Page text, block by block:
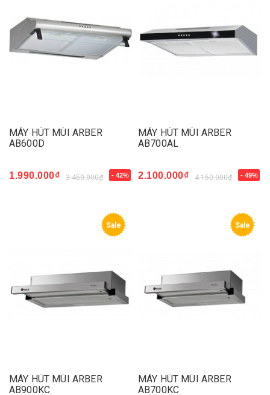
MÁY HÚT MÙI ARBER
AB600D
1.990.000₫ 3.450.000₫ - 42%
MÁY HÚT MÙI ARBER
AB700AL
2.100.000₫ 4.150.000₫ - 49%
Sale
MÁY HÚT MÙI ARBER
AB900KC
Sale
MÁY HÚT MÙI ARBER
AB700KC